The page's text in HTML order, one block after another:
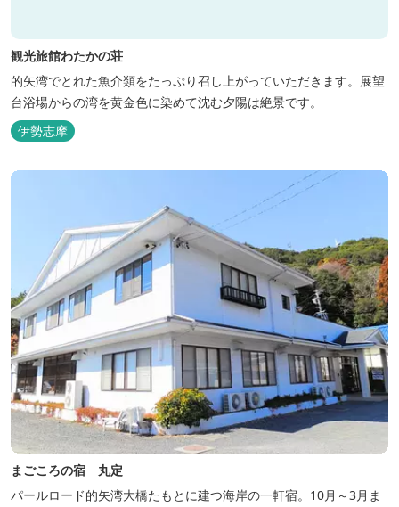
観光旅館わたかの荘
的矢湾でとれた魚介類をたっぷり召し上がっていただきます。展望
台浴場からの湾を黄金色に染めて沈む夕陽は絶景です。
伊勢志摩
まごころの宿 丸定
パールロード的矢湾大橋たもとに建つ海岸の一軒宿。10月～3月ま